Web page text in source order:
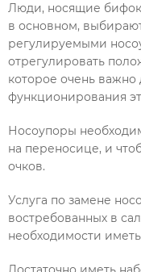
Люди, носящие
в основном,
регулируемыми
отрегулировать
которое очень важно
функционирования
Носоупоры
на переносице, и
очков.
Услуга по замене
востребованных в
необходимости